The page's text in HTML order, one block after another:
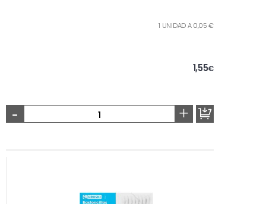
1 UNIDAD A 0,05 €
1,55€
- +